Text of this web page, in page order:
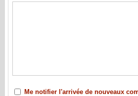
Me notifier l'arrivée de nouveaux